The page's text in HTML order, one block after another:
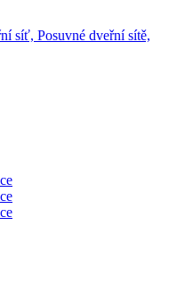
síť, Posuvné dveřní sítě,